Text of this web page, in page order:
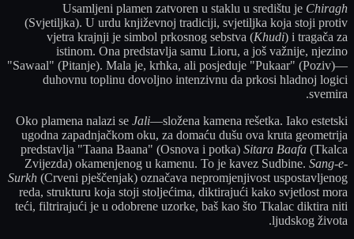
Usamljeni plamen zatvoren u staklu u središtu je Chiragh
(Svjetiljka). U urdu književnoj tradiciji, svjetiljka koja stoji protiv
vjetra krajnji je simbol prkosnog sebstva (Khudi) i tragača za
istinom. Ona predstavlja samu Lioru, a još važnije, njezino
"Sawaal" (Pitanje). Mala je, krhka, ali posjeduje "Pukaar" (Poziv)—
duhovnu toplinu dovoljno intenzivnu da prkosi hladnoj logici
svemira.
Oko plamena nalazi se Jali—složena kamena rešetka. Iako estetski
ugodna zapadnjačkom oku, za domaću dušu ova kruta geometrija
predstavlja "Taana Baana" (Osnova i potka) Sitara Baafa (Tkalca
Zvijezda) okamenjenog u kamenu. To je kavez Sudbine. Sang-e-
Surkh (Crveni pješčenjak) označava nepromjenjivost uspostavljenog
reda, strukturu koja stoji stoljećima, diktirajući kako svjetlost mora
teći, filtrirajući je u odobrene uzorke, baš kao što Tkalac diktira niti
ljudskog života.